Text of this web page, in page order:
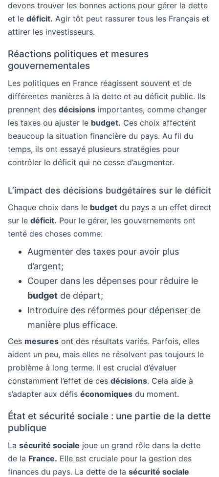
devons trouver les bonnes actions pour gérer la dette
et le déficit. Agir tôt peut rassurer tous les Français et
attirer les investisseurs.
Réactions politiques et mesures
gouvernementales
Les politiques en France réagissent souvent et de
différentes manières à la dette et au déficit public. Ils
prennent des décisions importantes, comme changer
les taxes ou ajuster le budget. Ces choix affectent
beaucoup la situation financière du pays. Au fil du
temps, ils ont essayé plusieurs stratégies pour
contrôler le déficit qui ne cesse d’augmenter.
L’impact des décisions budgétaires sur le déficit
Chaque choix dans le budget du pays a un effet direct
sur le déficit. Pour le gérer, les gouvernements ont
tenté des choses comme:
Augmenter des taxes pour avoir plus
d’argent;
Couper dans les dépenses pour réduire le
budget de départ;
Introduire des réformes pour dépenser de
manière plus efficace.
Ces mesures ont des résultats variés. Parfois, elles
aident un peu, mais elles ne résolvent pas toujours le
problème à long terme. Il est crucial d’évaluer
constamment l’effet de ces décisions. Cela aide à
s’adapter aux défis économiques du moment.
État et sécurité sociale : une partie de la dette
publique
La sécurité sociale joue un grand rôle dans la dette
de la France. Elle est cruciale pour la gestion des
finances du pays. La dette de la sécurité sociale